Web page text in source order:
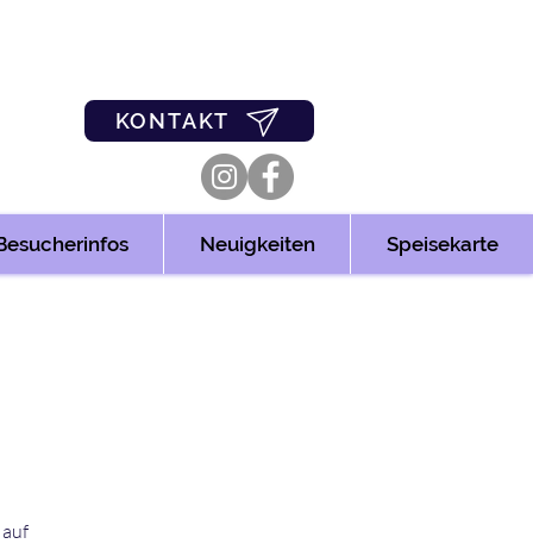
KONTAKT
Neuigkeiten Speisekarte